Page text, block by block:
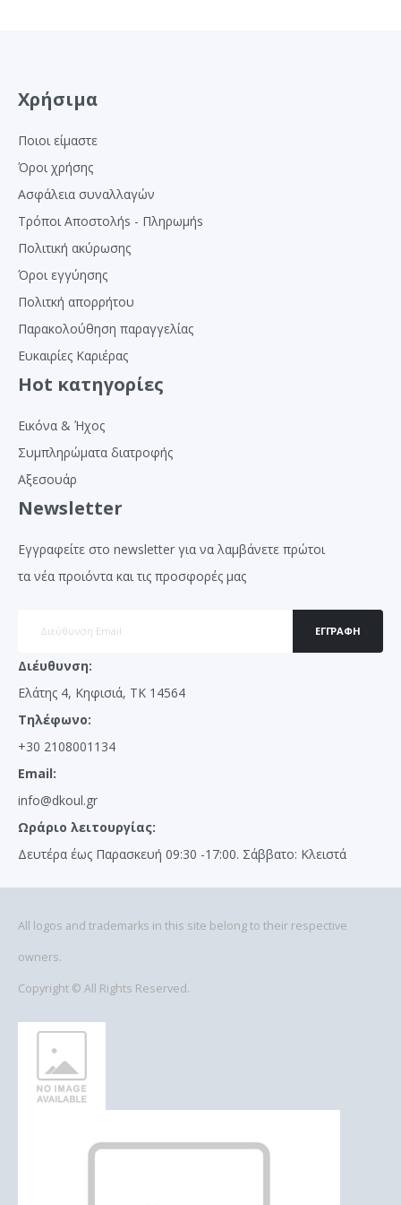
Χρήσιμα
Ποιοι είμαστε
Όροι χρήσης
Ασφάλεια συναλλαγών
Τρόποι Αποστολήs - Πληρωμήs
Πολιτική ακύρωσης
Όροι εγγύησης
Πολιτκή απορρήτου
Παρακολούθηση παραγγελίας
Ευκαιρίες Καριέρας
Hot κατηγορίες
Εικόνα & Ήχος
Συμπληρώματα διατροφής
Αξεσουάρ
Newsletter
Εγγραφείτε στο newsletter για να λαμβάνετε πρώτοι
τα νέα προιόντα και τις προσφορές μας
ΕΓΓΡΑΦΉ
Διέυθυνση:
Ελάτης 4, Κηφισιά, ΤΚ 14564
Τηλέφωνο:
+30 2108001134
Email:
info@dkoul.gr
Ωράριο λειτουργίας:
Δευτέρα έως Παρασκευή 09:30 -17:00. Σάββατο: Κλειστά
All logos and trademarks in this site belong to their respective
owners.
Copyright © All Rights Reserved.